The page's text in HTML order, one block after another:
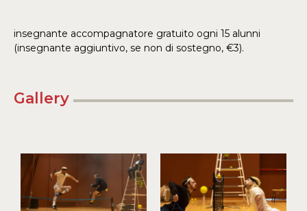
insegnante accompagnatore gratuito ogni 15 alunni
(insegnante aggiuntivo, se non di sostegno, €3).
Gallery